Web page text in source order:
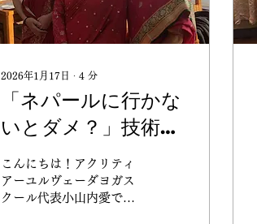
2026年1月17日 ∙ 4 分
「ネパールに行かな
いとダメ？」技術習
得への不安と、現地
で手にする「セラピ
ストの魂」
こんにちは！アクリティ
アーユルヴェーダヨガス
クール代表小山内愛です